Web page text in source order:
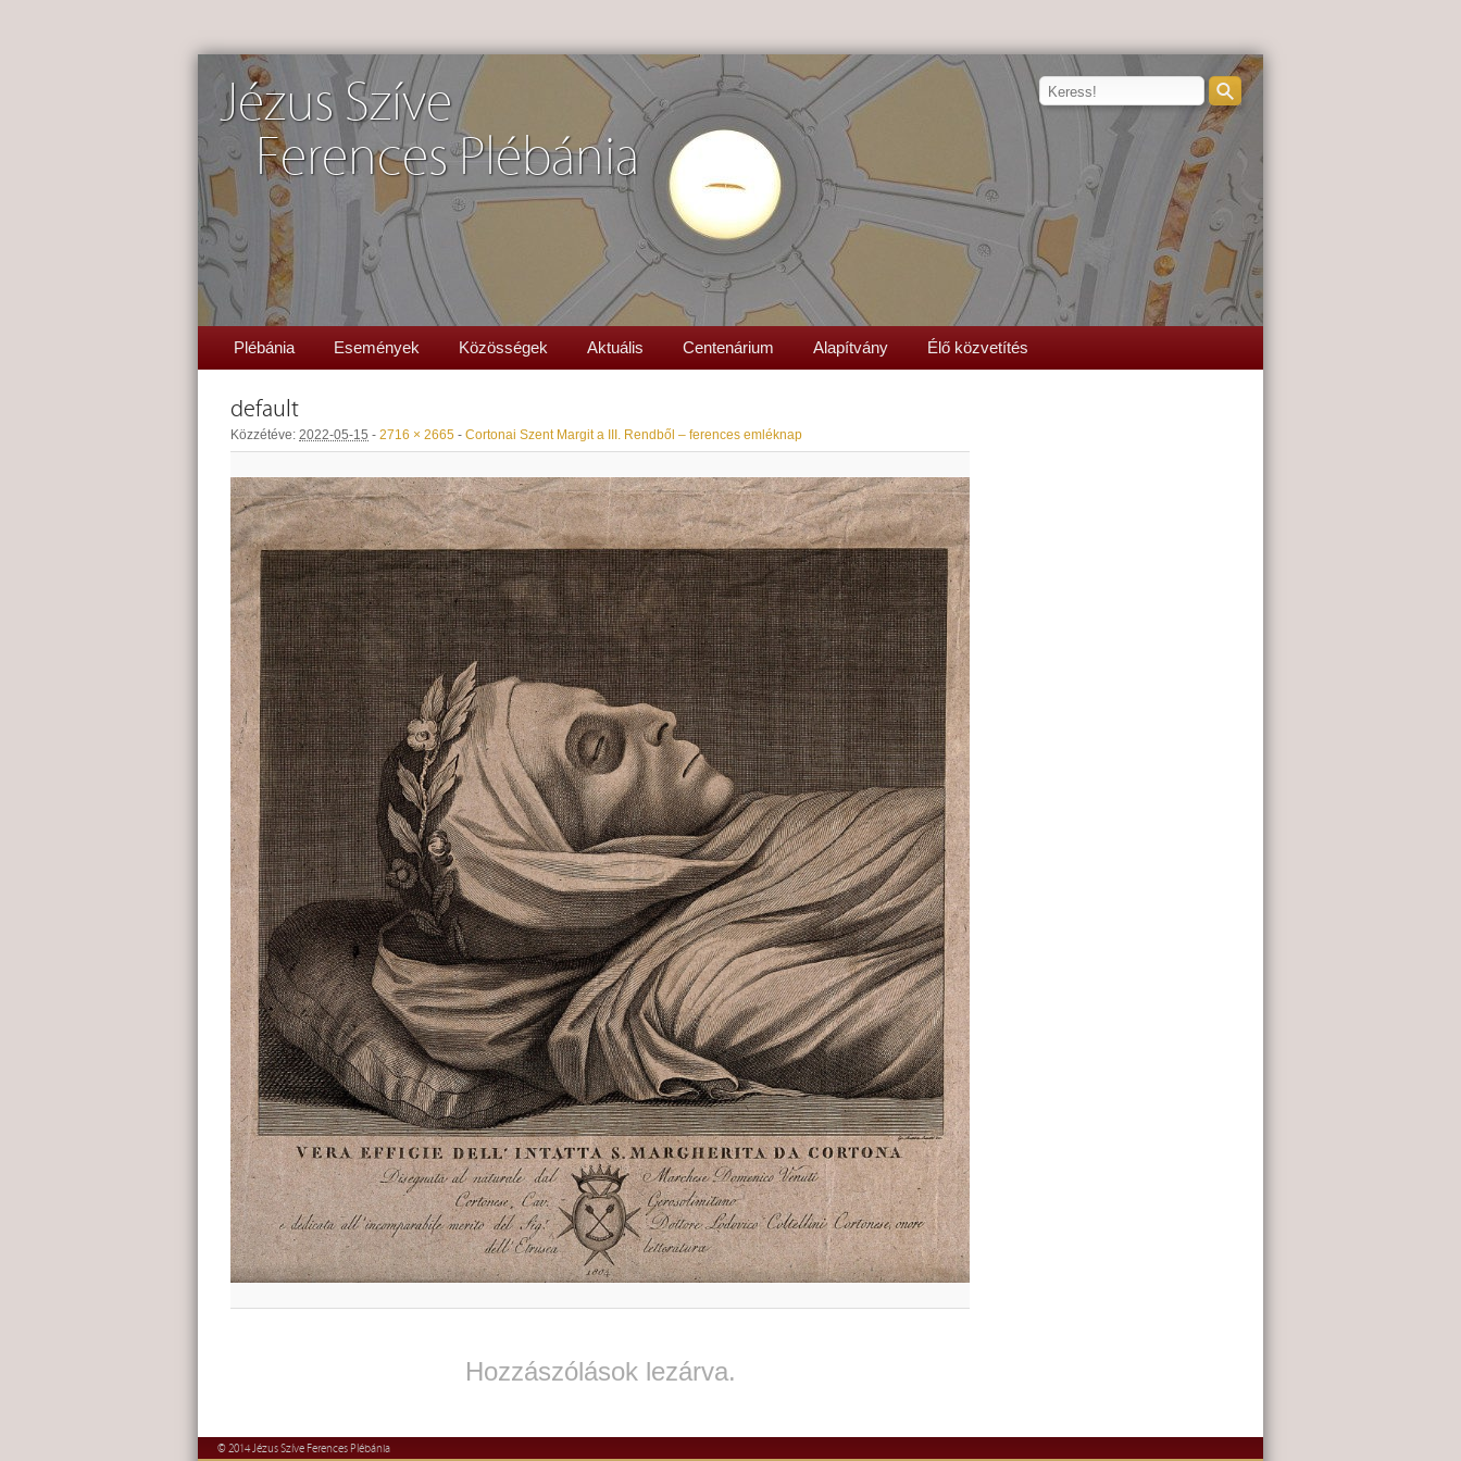
Jézus Szíve
Ferences Plébánia
Plébánia Események Közösségek Aktuális Centenárium Alapítvány Élő közvetítés
default
Közzétéve: 2022-05-15 - 2716 × 2665 - Cortonai Szent Margit a III. Rendből – ferences emléknap
Hozzászólások lezárva.
© 2014 Jézus Szíve Ferences Plébánia